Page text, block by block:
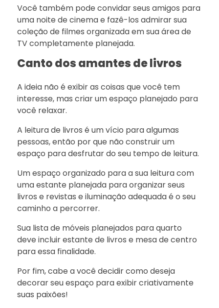
Você também pode convidar seus amigos para
uma noite de cinema e fazê-los admirar sua
coleção de filmes organizada em sua área de
TV completamente planejada.
Canto dos amantes de livros
A ideia não é exibir as coisas que você tem
interesse, mas criar um espaço planejado para
você relaxar.
A leitura de livros é um vício para algumas
pessoas, então por que não construir um
espaço para desfrutar do seu tempo de leitura.
Um espaço organizado para a sua leitura com
uma estante planejada para organizar seus
livros e revistas e iluminação adequada é o seu
caminho a percorrer.
Sua lista de móveis planejados para quarto
deve incluir estante de livros e mesa de centro
para essa finalidade.
Por fim, cabe a você decidir como deseja
decorar seu espaço para exibir criativamente
suas paixões!